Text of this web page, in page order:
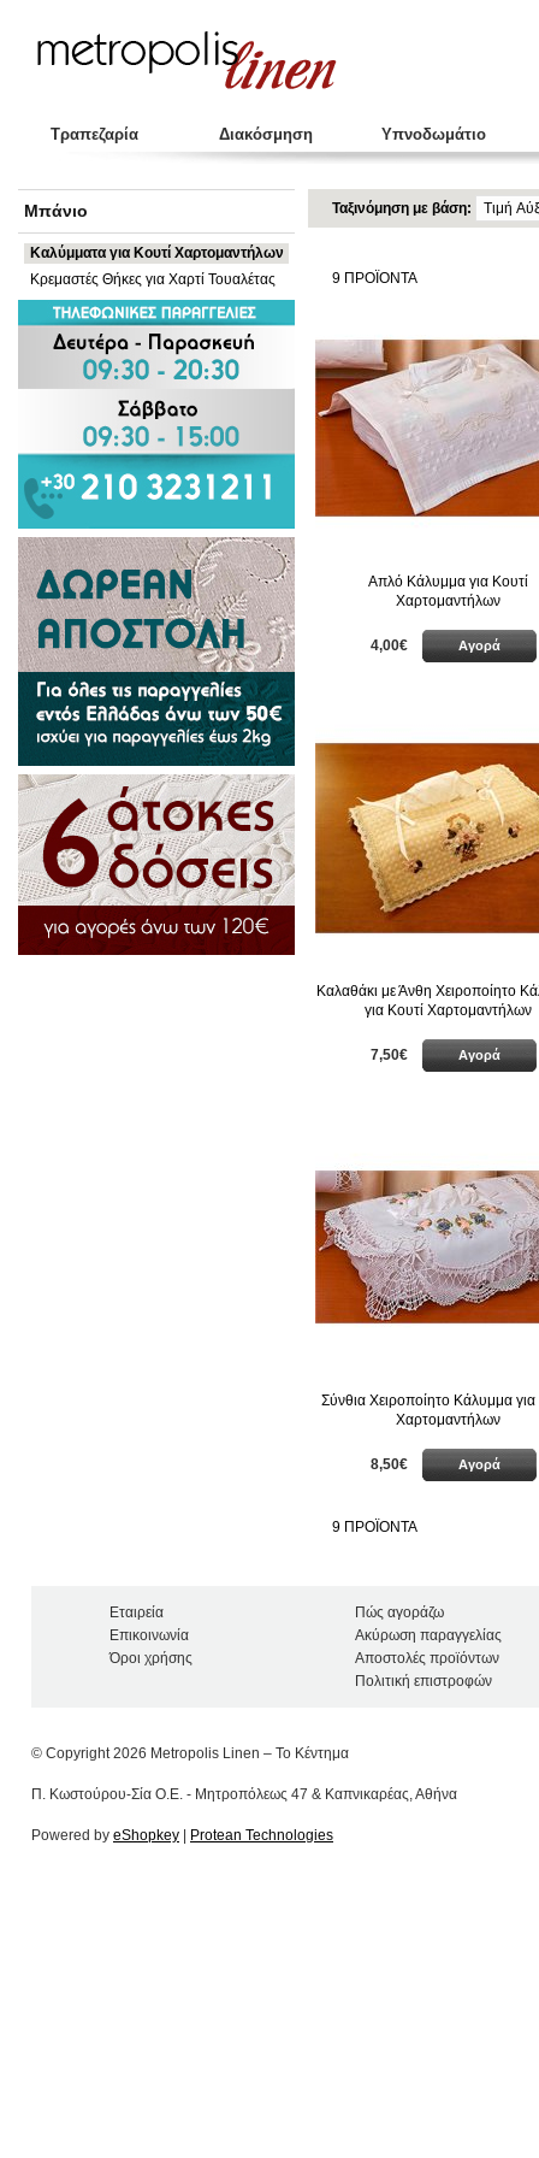
Τραπεζαρία Διακόσμηση Υπνοδωμάτιο
Μπάνιο
Καλύμματα για Κουτί Χαρτομαντήλων
Κρεμαστές Θήκες για Χαρτί Τουαλέτας
Ταξινόμηση με βάση:
9 ΠΡΟΪΟΝΤΑ
Απλό Κάλυμμα για Κουτί
Χαρτομαντήλων
4,00€ Αγορά
Καλαθάκι με Άνθη Χειροποίητο
για Κουτί Χαρτομαντήλων
7,50€ Αγορά
Σύνθια Χειροποίητο Κάλυμμα για
Χαρτομαντήλων
8,50€ Αγορά
9 ΠΡΟΪΟΝΤΑ
Εταιρεία
Πώς αγοράζω
Επικοινωνία
Ακύρωση παραγγελίας
Όροι χρήσης
Αποστολές προϊόντων
Πολιτική επιστροφών
© Copyright 2026 Metropolis Linen – Το Κέντημα
Π. Κωστούρου-Σία Ο.Ε. - Μητροπόλεως 47 & Καπνικαρέας, Αθήνα
Powered by eShopkey Protean Technologies